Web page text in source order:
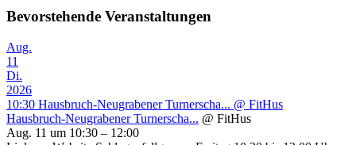
Bevorstehende Veranstaltungen
Aug.
11
Di.
2026
10:30 Hausbruch-Neugrabener Turnerscha... @ FitHus
Hausbruch-Neugrabener Turnerscha... @ FitHus
Aug. 11 um 10:30 – 12:00